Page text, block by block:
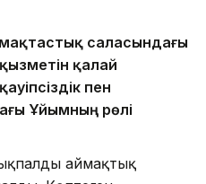
саласындағы
қалай
пен
Ұйымның рөлі
аймақтық